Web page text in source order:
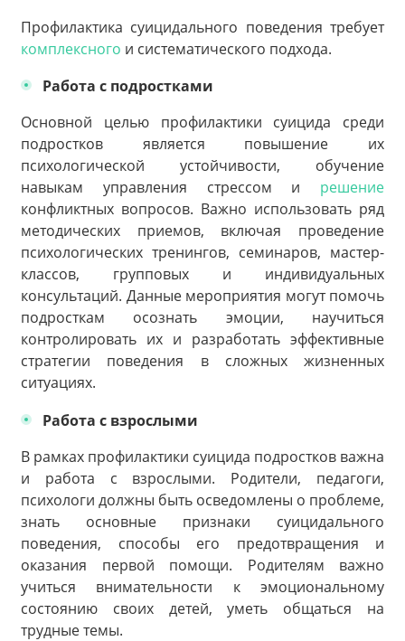
Профилактика суицидального поведения требует
комплексного и систематического подхода.
Работа с подростками
Основной целью профилактики суицида среди
подростков является повышение их
психологической устойчивости, обучение
навыкам управления стрессом и решение
конфликтных вопросов. Важно использовать ряд
методических приемов, включая проведение
психологических тренингов, семинаров, мастер-
классов, групповых и индивидуальных
консультаций. Данные мероприятия могут помочь
подросткам осознать эмоции, научиться
контролировать их и разработать эффективные
стратегии поведения в сложных жизненных
ситуациях.
Работа с взрослыми
В рамках профилактики суицида подростков важна
и работа с взрослыми. Родители, педагоги,
психологи должны быть осведомлены о проблеме,
знать основные признаки суицидального
поведения, способы его предотвращения и
оказания первой помощи. Родителям важно
учиться внимательности к эмоциональному
состоянию своих детей, уметь общаться на
трудные темы.